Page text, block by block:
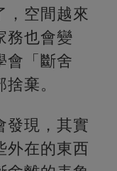
，空間越來
務也會變
會「斷舍
棄。
發現，其實
外在的東西